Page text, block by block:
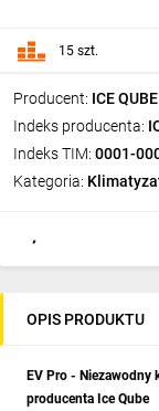
Producent: ICE QUBE
Indeks producenta:
Indeks TIM: 0001-
Kategoria:
15 szt.
OPIS PRODUKTU
EV Pro - Niezawodny
producenta Ice Qube